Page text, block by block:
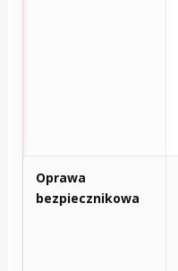
Oprawa
bezpiecznikowa